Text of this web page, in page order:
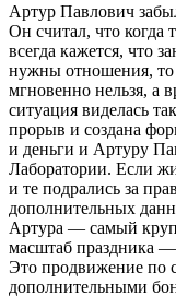
Артур Павлович
Он считал, что когда
всегда кажется, что
нужны отношения, то
мгновенно нельзя, а
ситуация виделась
прорыв и создана
и деньги и Артуру
Лаборатории. Если
и те подрались за
дополнительных
Артура — самый
масштаб праздника
Это продвижение по
дополнительными